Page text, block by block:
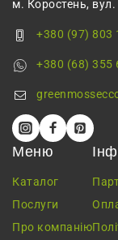
м. Коростень,
+380 (97) 803
+380 (68) 355
Меню
Каталог
Послуги
Про компанію